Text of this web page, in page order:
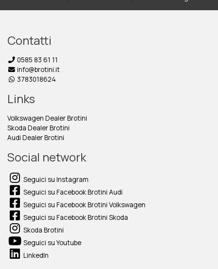
Contatti
0585 83 61 11
info@brotini.it
3783018624
Links
Volkswagen Dealer Brotini
Skoda Dealer Brotini
Audi Dealer Brotini
Social network
Seguici su Instagram
Seguici su Facebook Brotini Audi
Seguici su Facebook Brotini Volkswagen
Seguici su Facebook Brotini Skoda
Skoda Brotini
Seguici su Youtube
LinkedIn